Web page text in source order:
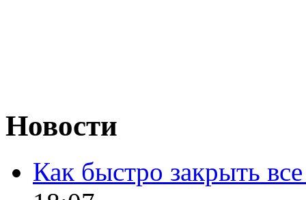
Новости
Как быстро закрыть